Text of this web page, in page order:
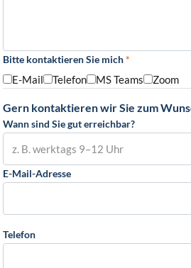
Bitte kontaktieren Sie mich*
E-Mail Telefon MS Teams Zoom
Gern kontaktieren wir Sie zum
Wann sind Sie gut erreichbar?
E-Mail-Adresse
Telefon